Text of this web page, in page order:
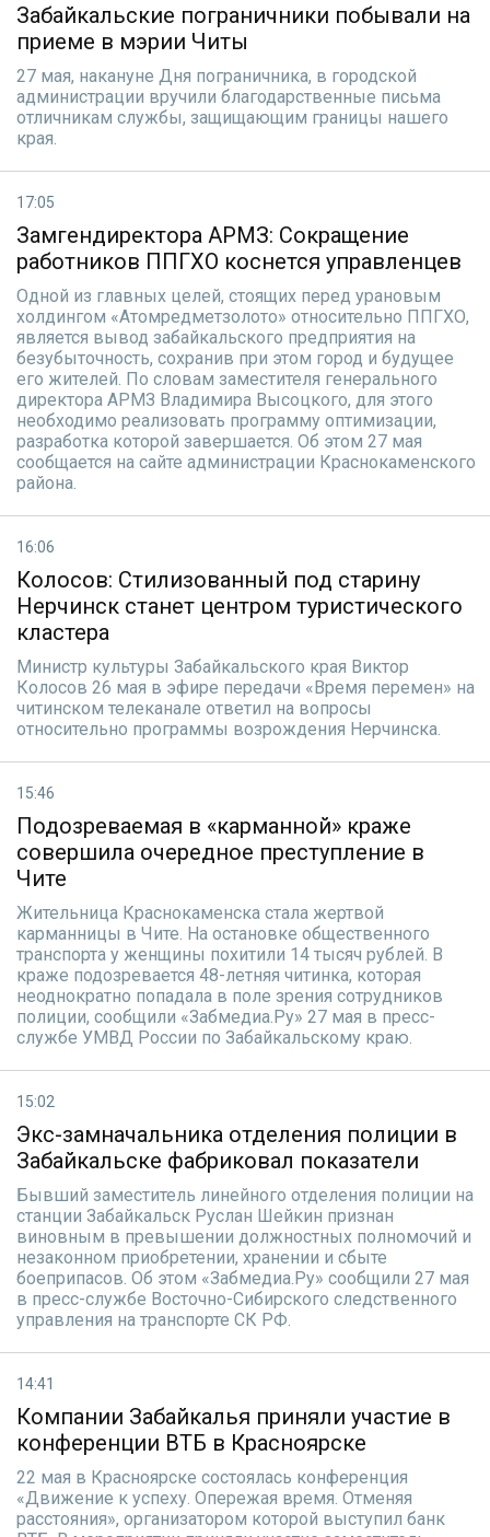
Забайкальские пограничники побывали на
приеме в мэрии Читы
27 мая, накануне Дня пограничника, в городской
администрации вручили благодарственные письма
отличникам службы, защищающим границы нашего
края.
17:05
Замгендиректора АРМЗ: Сокращение
работников ППГХО коснется управленцев
Одной из главных целей, стоящих перед урановым
холдингом «Атомредметзолото» относительно ППГХО,
является вывод забайкальского предприятия на
безубыточность, сохранив при этом город и будущее
его жителей. По словам заместителя генерального
директора АРМЗ Владимира Высоцкого, для этого
необходимо реализовать программу оптимизации,
разработка которой завершается. Об этом 27 мая
сообщается на сайте администрации Краснокаменского
района.
16:06
Колосов: Стилизованный под старину
Нерчинск станет центром туристического
кластера
Министр культуры Забайкальского края Виктор
Колосов 26 мая в эфире передачи «Время перемен» на
читинском телеканале ответил на вопросы
относительно программы возрождения Нерчинска.
15:46
Подозреваемая в «карманной» краже
совершила очередное преступление в
Чите
Жительница Краснокаменска стала жертвой
карманницы в Чите. На остановке общественного
транспорта у женщины похитили 14 тысяч рублей. В
краже подозревается 48-летняя читинка, которая
неоднократно попадала в поле зрения сотрудников
полиции, сообщили «Забмедиа.Ру» 27 мая в пресс-
службе УМВД России по Забайкальскому краю.
15:02
Экс-замначальника отделения полиции в
Забайкальске фабриковал показатели
Бывший заместитель линейного отделения полиции на
станции Забайкальск Руслан Шейкин признан
виновным в превышении должностных полномочий и
незаконном приобретении, хранении и сбыте
боеприпасов. Об этом «Забмедиа.Ру» сообщили 27 мая
в пресс-службе Восточно-Сибирского следственного
управления на транспорте СК РФ.
14:41
Компании Забайкалья приняли участие в
конференции ВТБ в Красноярске
22 мая в Красноярске состоялась конференция
«Движение к успеху. Опережая время. Отменяя
расстояния», организатором которой выступил банк